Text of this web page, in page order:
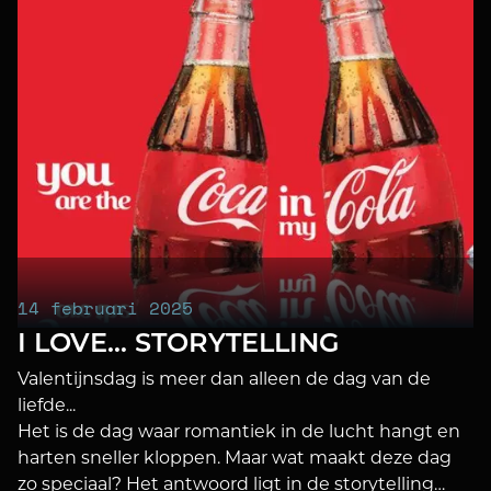
14 februari 2025
I LOVE… STORYTELLING
Valentijnsdag is meer dan alleen de dag van de
liefde...
Het is de dag waar romantiek in de lucht hangt en
harten sneller kloppen. Maar wat maakt deze dag
zo speciaal? Het antwoord ligt in de storytelling